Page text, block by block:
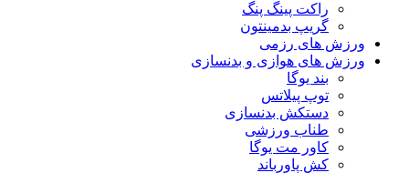
راکت پینگ پنگ
گریپ بدمینتون
ورزش های رزمی
ورزش های هوازی و بدنسازی
بند یوگا
توپ پیلاتس
دستکش بدنسازی
طناب ورزشی
کاور مت یوگا
کش پاورباند